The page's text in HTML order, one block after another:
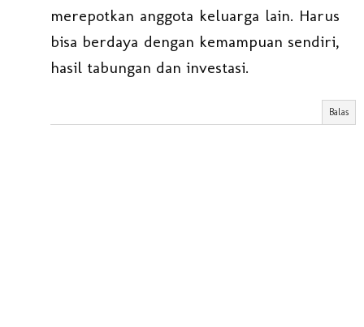
merepotkan anggota keluarga lain. Harus
bisa berdaya dengan kemampuan sendiri,
hasil tabungan dan investasi.
Balas